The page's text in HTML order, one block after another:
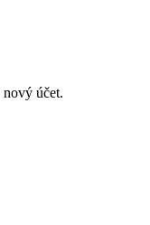
nový účet.